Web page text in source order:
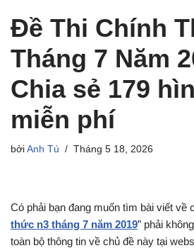
Đề Thi Chính
Tháng 7 Năm
Chia sẻ 179
miễn phí
bởi Anh Tú Tháng 5 18, 2026
Có phải bạn đang muốn tìm bài viết về
thức n3 tháng 7 năm 2019” phải
toàn bộ thông tin về chủ đề này tại